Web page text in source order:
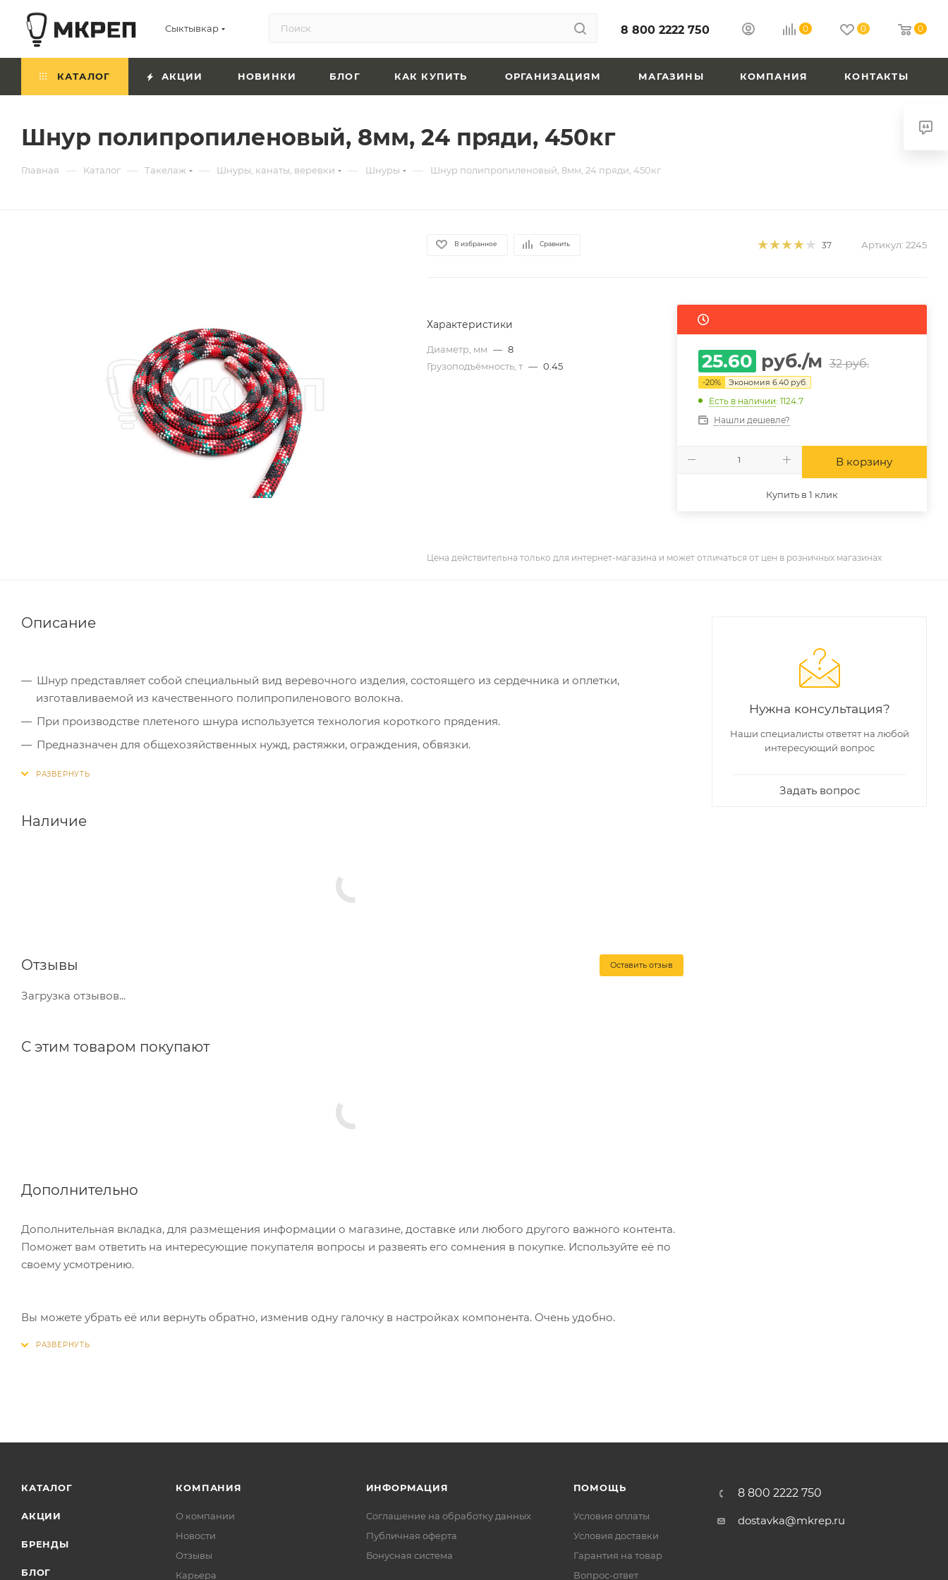
Сыктывкар 8 800 2222 750 0 0 0
КАТАЛОГ АКЦИИ НОВИНКИ БЛОГ КАК КУПИТЬ ОРГАНИЗАЦИЯМ МАГАЗИНЫ КОМПАНИЯ КОНТАКТЫ
Шнур полипропиленовый, 8мм, 24 пряди, 450кг
Главная — Каталог — Такелаж — Шнуры, канаты, веревки — Шнуры — Шнур полипропиленовый, 8мм, 24 пряди, 450кг
В избранное Сравнить 37 Артикул: 2245
Характеристики
Диаметр, мм — 8
Грузоподъёмность, т — 0.45 25.60 руб./м 32руб.
-20% Экономия 6.40руб.
Есть в наличии: 1124.7
Нашли дешевле?
В корзину
Купить в 1 клик
Цена действительна только для интернет-магазина и может отличаться от цен в розничных магазинах
Описание
Шнур представляет собой специальный вид веревочного изделия, состоящего из сердечника и оплетки,
изготавливаемой из качественного полипропиленового волокна.
При производстве плетеного шнура используется технология короткого прядения.
Предназначен для общехозяйственных нужд, растяжки, ограждения, обвязки.
Наличие
Отзывы Оставить отзыв
Загрузка отзывов...
С этим товаром покупают
Дополнительно
Дополнительная вкладка, для размещения информации о магазине, доставке или любого другого важного контента.
Поможет вам ответить на интересующие покупателя вопросы и развеять его сомнения в покупке. Используйте её по
своему усмотрению.
Вы можете убрать её или вернуть обратно, изменив одну галочку в настройках компонента. Очень удобно.
Нужна консультация?
Наши специалисты ответят на любой
интересующий вопрос
Задать вопрос
КАТАЛОГ
АКЦИИ
БРЕНДЫ
БЛОГ
КОМПАНИЯ
О компании
Новости
Отзывы
Карьера
ИНФОРМАЦИЯ
Соглашение на обработку данных
Публичная оферта
Бонусная система
ПОМОЩЬ
Условия оплаты
Условия доставки
Гарантия на товар
Вопрос-ответ
8 800 2222 750
dostavka@mkrep.ru